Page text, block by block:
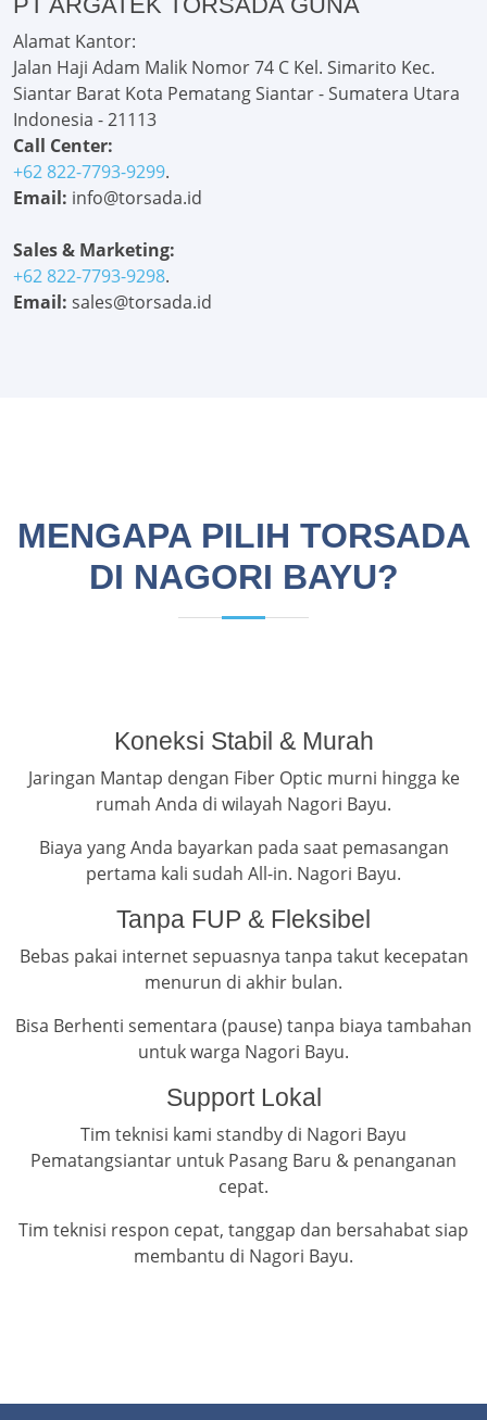
Alamat Kantor:
Jalan Haji Adam Malik Nomor 74 C Kel. Simarito Kec.
Siantar Barat Kota Pematang Siantar - Sumatera Utara
Indonesia - 21113
Call Center:
+62 822-7793-9299.
Email: info@torsada.id
Sales & Marketing:
+62 822-7793-9298.
Email: sales@torsada.id
MENGAPA PILIH TORSADA
DI NAGORI BAYU?
Koneksi Stabil & Murah
Jaringan Mantap dengan Fiber Optic murni hingga ke
rumah Anda di wilayah Nagori Bayu.
Biaya yang Anda bayarkan pada saat pemasangan
pertama kali sudah All-in. Nagori Bayu.
Tanpa FUP & Fleksibel
Bebas pakai internet sepuasnya tanpa takut kecepatan
menurun di akhir bulan.
Bisa Berhenti sementara (pause) tanpa biaya tambahan
untuk warga Nagori Bayu.
Support Lokal
Tim teknisi kami standby di Nagori Bayu
Pematangsiantar untuk Pasang Baru & penanganan
cepat.
Tim teknisi respon cepat, tanggap dan bersahabat siap
membantu di Nagori Bayu.